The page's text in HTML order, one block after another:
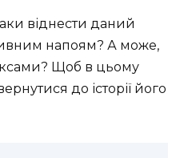
віднести даний
напоям? А може,
Щоб в цьому
до історії його